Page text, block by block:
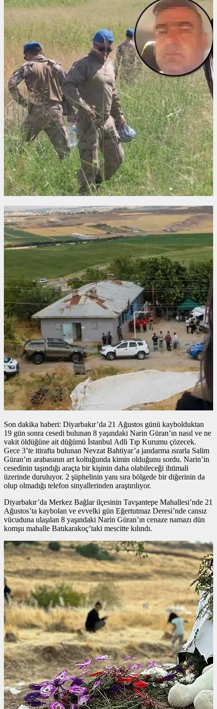
Son dakika haberi: Diyarbakır’da 21 Ağustos günü kaybolduktan
19 gün sonra cesedi bulunan 8 yaşındaki Narin Güran’ın nasıl ve ne
vakit öldüğüne ait düğümü İstanbul Adli Tıp Kurumu çözecek.
Gece 3’te itirafta bulunan Nevzat Bahtiyar’a jandarma ısrarla Salim
Güran’ın arabasının art koltuğunda kimin olduğunu sordu. Narin’in
cesedinin taşındığı araçta bir kişinin daha olabileceği ihtimali
üzerinde duruluyor. 2 şüphelinin yanı sıra bölgede bir diğerinin da
olup olmadığı telefon sinyallerinden araştırılıyor.
Diyarbakır’da Merkez Bağlar ilçesinin Tavşantepe Mahallesi’nde 21
Ağustos’ta kaybolan ve evvelki gün Eğertutmaz Deresi’nde cansız
vücuduna ulaşılan 8 yaşındaki Narin Güran’ın cenaze namazı dün
komşu mahalle Batıkarakoç’taki mescitte kılındı.